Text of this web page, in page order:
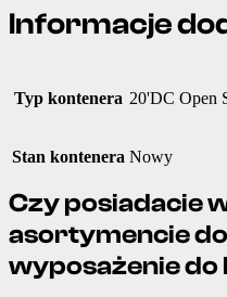
Informacje
Typ kontenera 20'DC Open
Stan kontenera Nowy
Czy posiadacie
asortymencie
wyposażenie